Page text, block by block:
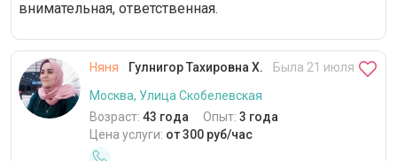
внимательная, ответственная.
Няня Гулнигор Тахировна Х.
Была 21 июля
Москва, Улица Скобелевская
Возраст: 43 года Опыт: 3 года
Цена услуги: от 300 руб/час